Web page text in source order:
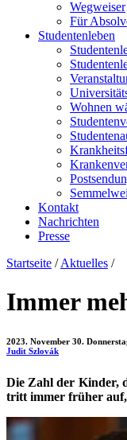
Wegweiser
Für
Studentenleben
Wohnen
Kontakt
Nachrichten
Presse
Startseite / Aktuelles /
Immer
2023. November 30.
Judit Szlovák
Die Zahl der Kinder,
tritt immer früher auf,